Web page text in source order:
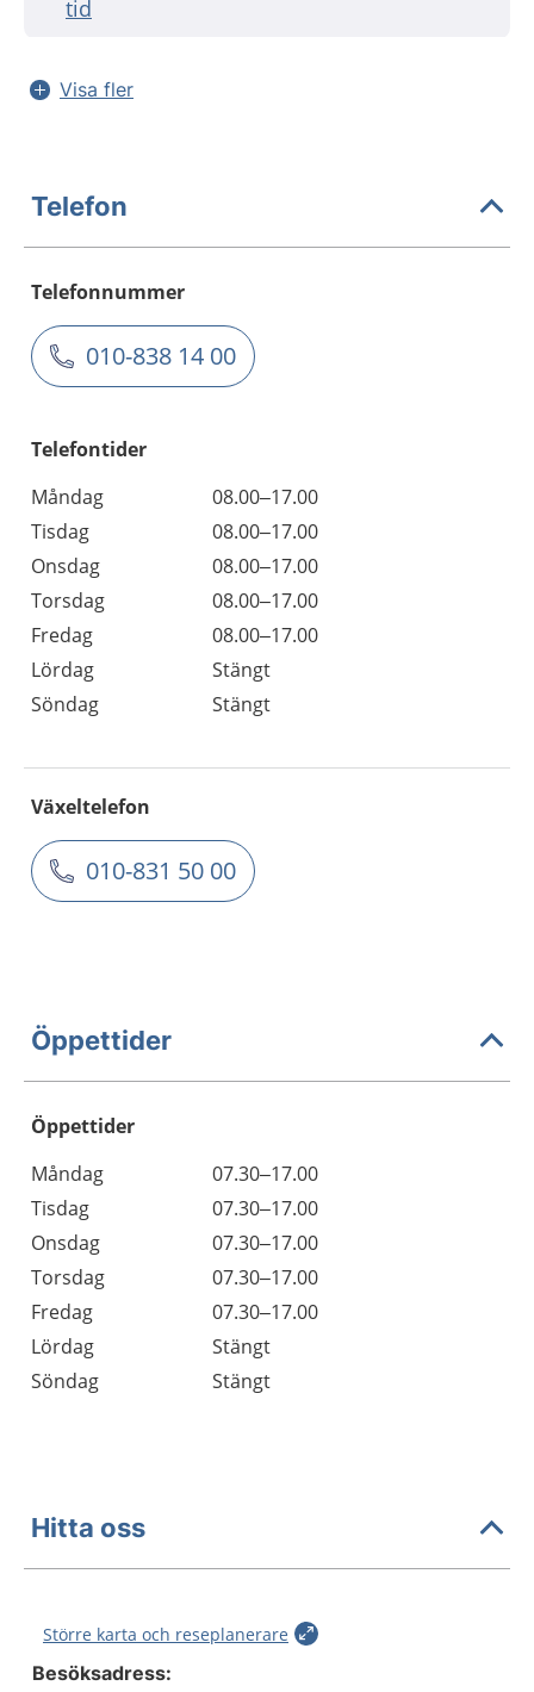
tid
Visa fler
Telefon
Telefonnummer
010-838 14 00
Telefontider
Måndag
08.00–17.00
Tisdag
08.00–17.00
Onsdag
08.00–17.00
Torsdag
08.00–17.00
Fredag
08.00–17.00
Lördag
Stängt
Söndag
Stängt
Växeltelefon
010-831 50 00
Öppettider
Öppettider
Dag
Öppettider
Kommentarer
Måndag
07.30–17.00
Tisdag
07.30–17.00
Onsdag
07.30–17.00
Torsdag
07.30–17.00
Fredag
07.30–17.00
Lördag
Stängt
Söndag
Stängt
Hitta oss
Större karta och reseplanerare
Besöksadress: